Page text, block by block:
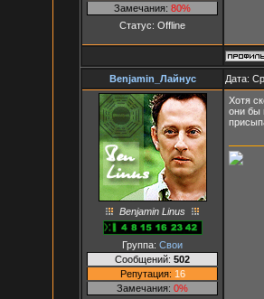
Замечания: 80%
Статус: Offline
Benjamin_Лайнус Дата:
Benjamin Linus
Группа: Свои
Сообщений: 502
Репутация: 16
Замечания: 0%
Хотя
они бы